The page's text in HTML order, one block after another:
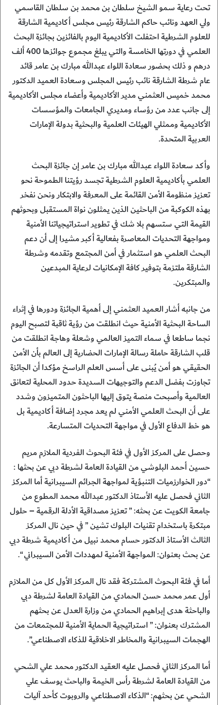
تحت رعاية سمو الشيخ سلطان بن محمد بن سلطان القاسمي
ولي العهد ونائب حاكم الشارقة رئيس مجلس أكاديمية الشارقة
للعلوم الشرطية احتفلت الأكاديمية اليوم بالفائزين بجائزة البحث
العلمي في دورتها الخامسة والتي يبلغ مجموع جوائزها 400 ألف
درهم و ذلك بحضور سعادة اللواء عبدالله مبارك بن عامر قائد
عام شرطة الشارقة نائب رئيس المجلس وسعادة العميد الدكتور
محمد خميس العثمني مدير الأكاديمية وأعضاء مجلس الأكاديمية
إلى جانب عدد من رؤساء ومديري الجامعات والمؤسسات
الأكاديمية وممثلي الهيئات العلمية والبحثية بدولة الإمارات
العربية المتحدة.
وأكد سعادة اللواء عبدالله مبارك بن عامر إن جائزة البحث
العلمي بأكاديمية العلوم الشرطية تجسد رؤيتنا الطموحة نحو
تعزيز منظومة الأمن القائمة على المعرفة والابتكار ونحن نفخر
بهذه الكوكبة من الباحثين الذين يمثلون نواة المستقبل وبحوثهم
القيمة التي ستسهم بلا شك في تطوير استراتيجياتنا الأمنية
ومواجهة التحديات المعاصرة بفعالية أكبر مشيرا إلى أن دعم
البحث العلمي هو استثمار في أمن المجتمع وتقدمه وشرطة
الشارقة ملتزمة بتوفير كافة الإمكانيات لرعاية المبدعين
والمبتكرين.
من جانبه أشار العميد العثمني إلى أهمية الجائزة ودورها في إثراء
الساحة البحثية الأمنية حيث انطلقت من رؤية ثاقبة لتصبح اليوم
نجما ساطعا في سماء التميز العالمي وشعلة وهاجة انطلقت من
قلب الشارقة حاملة رسالة الإمارات الحضارية إلى العالم بأن الأمن
الحقيقي هو أمن يُبنى على أسس العلم الراسخ مؤكدا أن الجائزة
تجاوزت بفضل الدعم والتوجيهات السديدة حدود المحلية لتعانق
العالمية وأصبحت منصة يتوق إليها الباحثون المتميزون وشدد
على أن البحث العلمي الأمني لم يعد مجرد إضافة أكاديمية بل
هو خط الدفاع الأول في مواجهة التحديات المتسارعة.
وحصل على المركز الأول في فئة البحوث الفردية الملازم مريم
حسين أحمد البلوشي من القيادة العامة لشرطة دبي عن بحثها :
“دور الخوارزميات التنبؤية لمواجهة الجرائم السيبرانية أما المركز
الثاني فحصل عليه الأستاذ الدكتور عبدالله محمد المطوع من
جامعة الكويت عن بحثه: ” تعزيز مصداقية الأدلة الرقمية – حلول
مبتكرة باستخدام تقنيات البلوك تشين ” في حين نال المركز
الثالث الأستاذ الدكتور حسام محمد نبيل من أكاديمية شرطة دبي
عن بحث بعنوان: المواجهة الأمنية لمهددات الأمن السيبراني “.
أما في فئة البحوث المشتركة فقد نال المركز الأول كل من الملازم
أول عمر محمد حسن الحمادي من القيادة العامة لشرطة دبي
والباحثة هدى إبراهيم الحمادي من وزارة العدل عن بحثهم
المشترك بعنوان: ” استراتيجية الحماية الأمنية للمجتمعات من
الهجمات السيبرانية والمخاطر الاخلاقية للذكاء الاصطناعي”.
أما المركز الثاني فحصل عليه العقيد الدكتور محمد علي الشحي
من القيادة العامة لشرطة رأس الخيمة والباحث يوسف علي
الشحي عن بحثهم: “الذكاء الاصطناعي والروبوت كأحد آليات